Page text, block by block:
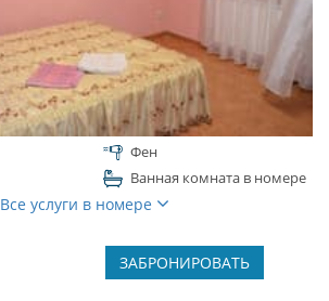
Фен
Ванная комната в номере
Все услуги в номере
ЗАБРОНИРОВАТЬ